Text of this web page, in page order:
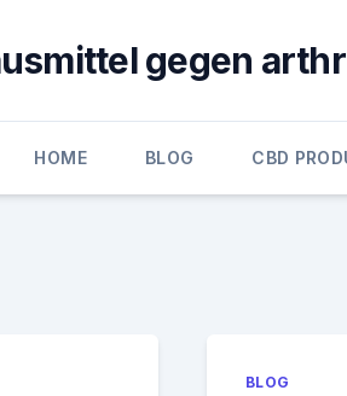
gegen
HOME BLOG CBD
BLOG